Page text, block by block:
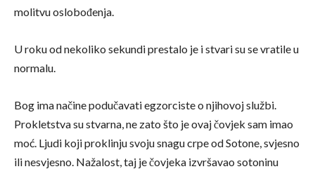
molitvu oslobođenja.
U roku od nekoliko sekundi prestalo je i stvari su se vratile u
normalu.
Bog ima načine podučavati egzorciste o njihovoj službi.
Prokletstva su stvarna, ne zato što je ovaj čovjek sam imao
moć. Ljudi koji proklinju svoju snagu crpe od Sotone, svjesno
ili nesvjesno. Nažalost, taj je čovjeka izvršavao sotoninu